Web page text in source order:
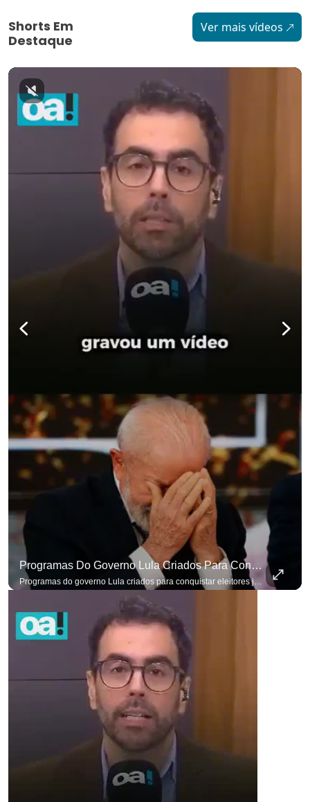
Shorts Em
Destaque
Ver mais vídeos
Programas Do Governo Lula Criados Para Conquistar Eleitores Já Não Têm Mais O Mesmo Efeito
Programas do governo Lula criados para conquistar eleitores já não têm o mesmo efeito de campanhas anteriores. #OAntagonista Se você busca informação com credibilidade, inscreva-se agora e ative o